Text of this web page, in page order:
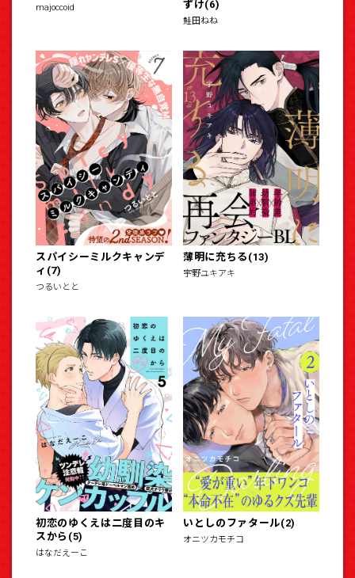
majoccoid
ずけ(6)
鮭田ねね
スパイシーミルクキャンデ
ィ(7)
つるいとと
薄明に充ちる(13)
宇野ユキアキ
初恋のゆくえは二度目のキ
スから(5)
はなだえーこ
いとしのファタール(2)
オニツカモチコ